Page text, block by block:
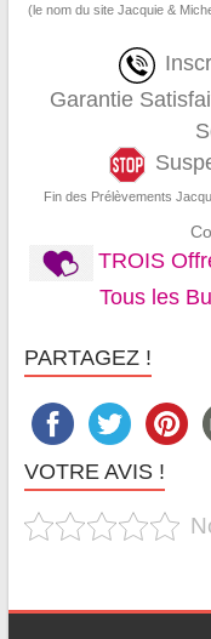
(le nom du site Jacquie &
Garantie
Fin des Prélèvements
TROIS
Tous les
PARTAGEZ !
VOTRE AVIS !